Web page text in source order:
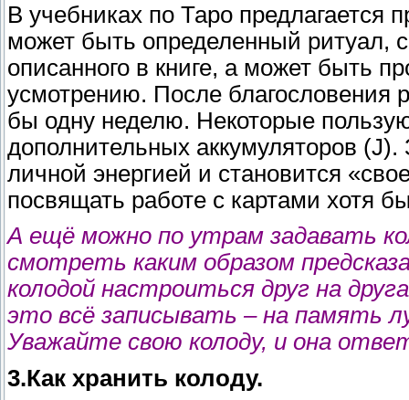
В учебниках по Таро предлагается
может быть определенный ритуал,
описанного в книге, а может быть
усмотрению. После благословения
бы одну неделю. Некоторые
дополнительных аккумуляторов
личной энергией и становится
посвящать работе с картами хотя
А ещё можно по утрам задавать
смотреть каким образом
колодой настроиться друг на
это всё записывать – на память
Уважайте свою колоду, и она
3.Как хранить колоду.